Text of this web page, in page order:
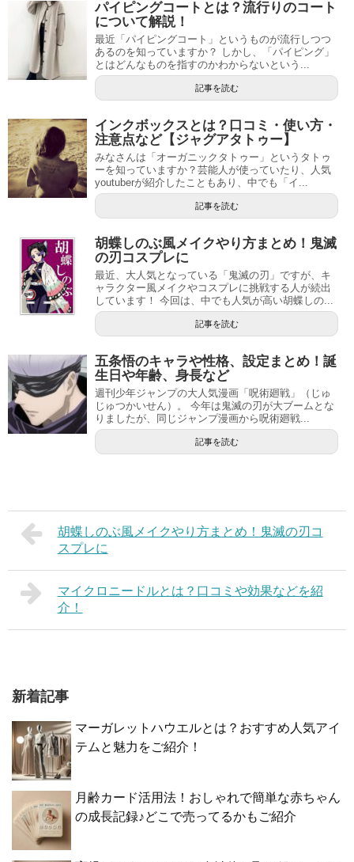
パイピングコートとは？流行りのコート
について解説！
最近「パイピングコート」というものが流行しつつ
あるのを知っていますか？ しかし、「パイピング」
とはどんなものを指すのかわからないという...
記事を読む
インクボックスとは？口コミ・使い方・
注意点など【ジャグアタトゥー】
みなさんは「オーガニックタトゥー」というタトゥ
ーを知っていますか？芸能人が使っていたり、人気
youtuberが紹介したこともあり、中でも「イ...
記事を読む
胡蝶しのぶ風メイクやり方まとめ！鬼滅
の刃コスプレに
最近、大人気となっている「鬼滅の刃」ですが、キ
ャラクター風メイクやコスプレに挑戦する人が続出
しています！ 今回は、中でも人気が高い胡蝶しの...
記事を読む
五条悟のキャラや性格、設定まとめ！誕
生日や年齢、身長など
週刊少年ジャンプの大人気漫画「呪術廻戦」（じゅ
じゅつかいせん）。 今年は鬼滅の刃が大ブームとな
りましたが、同じジャンプ漫画から呪術廻戦...
記事を読む
胡蝶しのぶ風メイクやり方まとめ！鬼滅の刃コ
スプレに
マイクロニードルとは？口コミや効果などを紹
介！
新着記事
マーガレットハウエルとは？おすすめ人気アイ
テムと魅力をご紹介！
月齢カード活用法！おしゃれで簡単な赤ちゃん
の成長記録♪どこで売ってるかもご紹介